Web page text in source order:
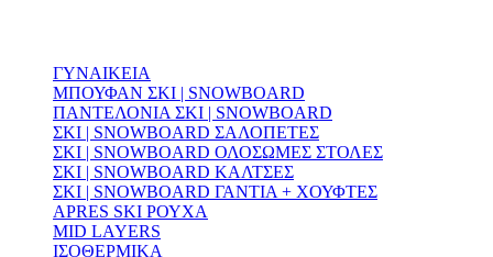
ΓΥΝΑΙΚΕΙΑ
ΜΠΟΥΦΑΝ ΣΚΙ | SNOWBOARD
ΠΑΝΤΕΛΟΝΙΑ ΣΚΙ | SNOWBOARD
ΣΚΙ | SNOWBOARD ΣΑΛΟΠΕΤΕΣ
ΣΚΙ | SNOWBOARD ΟΛΟΣΩΜΕΣ ΣΤΟΛΕΣ
ΣΚΙ | SNOWBOARD ΚΑΛΤΣΕΣ
ΣΚΙ | SNOWBOARD ΓΑΝΤΙΑ + ΧΟΥΦΤΕΣ
APRES SKI ΡΟΥΧΑ
MID LAYERS
ΙΣΟΘΕΡΜΙΚΑ